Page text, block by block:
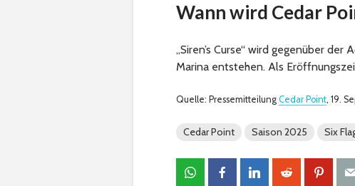
Wann wird Cedar
„Siren’s Curse“ wird gegenüber
Marina entstehen. Als
Quelle: Pressemitteilung Cedar Point, 19.
Cedar Point Saison 2025 Six